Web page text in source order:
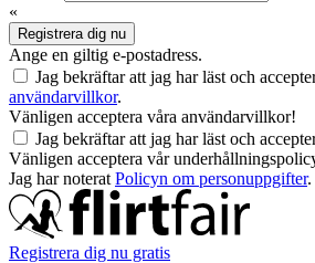
«
Registrera dig nu
Ange en giltig e-postadress.
Jag bekräftar att jag har läst och
användarvillkor.
Vänligen acceptera våra användarvillkor!
Jag bekräftar att jag har läst och
Vänligen acceptera vår
Jag har noterat Policyn om personuppgifter.
Registrera dig nu gratis